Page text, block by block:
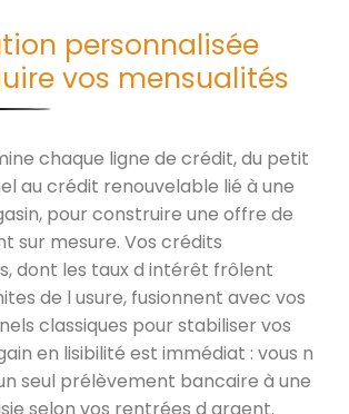
personnalisée
vos mensualités
chaque ligne de crédit, du petit
au crédit renouvelable lié à une
pour construire une offre de
sur mesure. Vos crédits
dont les taux d intérêt frôlent
de l usure, fusionnent avec vos
classiques pour stabiliser vos
en lisibilité est immédiat : vous n
seul prélèvement bancaire à une
selon vos rentrées d argent.